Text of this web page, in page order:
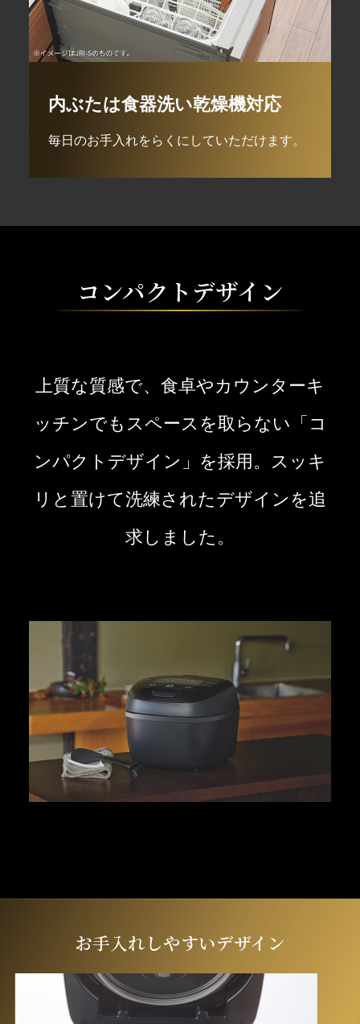
内ぶたは食器洗い乾燥機対応
毎日のお手入れをらくにしていただけます。
コンパクトデザイン
上質な質感で、食卓やカウンターキ
ッチンでもスペースを取らない「コ
ンパクトデザイン」を採用。
スッキ
リと置けて洗練されたデザインを追
求しました。
お手入れしやすいデザイン